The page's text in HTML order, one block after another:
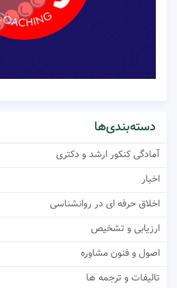
دسته‌بندی‌ها
آمادگی کنکور ارشد و دکتری
اخبار
اخلاق حرفه ای در روانشناسی
ارزیابی و تشخیص
اصول و فنون مشاوره
تالیفات و ترجمه ها